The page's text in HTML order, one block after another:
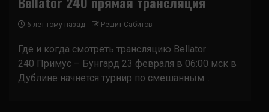
6 лет тому назад Решит Сабитов
Где и когда смотреть трансляцию Bellator
240 Примус – Бунгард 23 февраля в 06:00 мск в
Дублине начнется турнир по смешанным...